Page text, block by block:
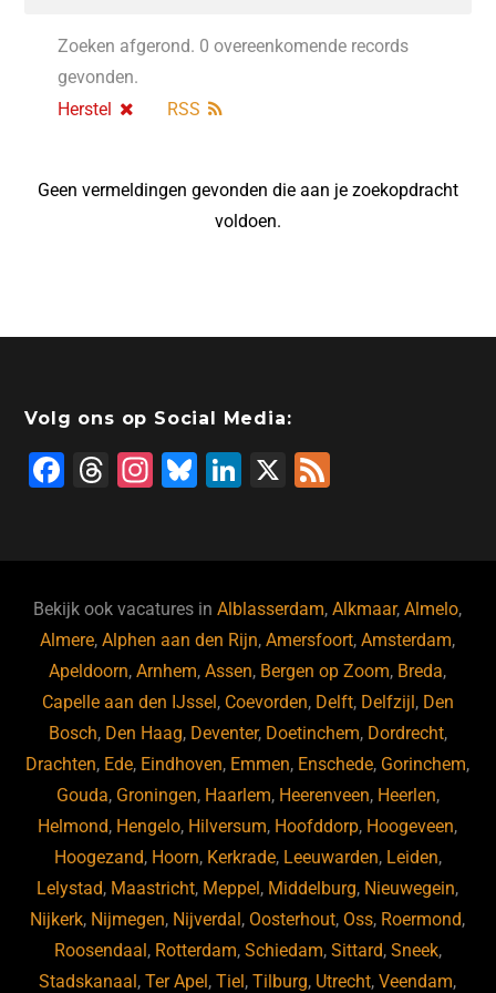
Zoeken afgerond. 0 overeenkomende records
gevonden.
Herstel
RSS
Geen vermeldingen gevonden die aan je zoekopdracht
voldoen.
Volg ons op Social Media:
F
b
o
o
k
T
d
s
In
a
m
Bl
ky
Li
dI
n
X
Bekijk ook vacatures inAlblasserdam,Alkmaar,Almelo,
Almere,Alphen aan den Rijn,Amersfoort,Amsterdam,
Apeldoorn,Arnhem,Assen, Bergen op Zoom, Breda,
Capelle aan den IJssel , Coevorden, Delft, Delfzijl , Den
Bosch, Den Haag, Deventer, Doetinchem, Dordrecht,
Drachten, Ede, Eindhoven, Emmen, Enschede, Gorinchem,
Gouda, Groningen, Haarlem, Heerenveen, Heerlen,
Helmond, Hengelo, Hilversum, Hoofddorp, Hoogeveen,
Hoogezand, Hoorn, Kerkrade, Leeuwarden, Leiden,
Lelystad, Maastricht, Meppel , Middelburg, Nieuwegein,
Nijkerk, Nijmegen, Nijverdal , Oosterhout, Oss, Roermond,
Roosendaal , Rotterdam, Schiedam, Sittard, Sneek,
Stadskanaal ,Ter Apel ,Tiel ,Tilburg, Utrecht,Veendam,